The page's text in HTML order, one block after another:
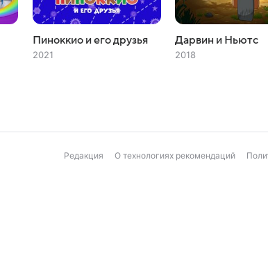
Пиноккио и его друзья
2021
Дарвин и Ньютс
2018
Редакция О технологиях рекомендаций